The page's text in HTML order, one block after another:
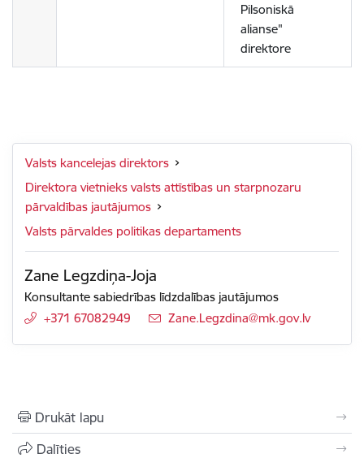
Pilsoniskā
alianse"
direktore
Valsts kancelejas direktors
Direktora vietnieks valsts attīstības un starpnozaru
pārvaldības jautājumos
Valsts pārvaldes politikas departaments
Zane Legzdiņa-Joja
Konsultante sabiedrības līdzdalības jautājumos
+371 67082949
E-pasts:
Zane.Legzdina@mk.gov.lv
Drukāt lapu
Dalīties